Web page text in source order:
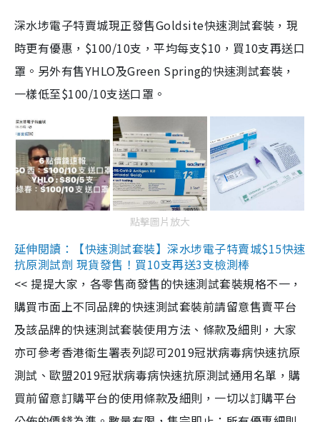
深水埗電子特賣城現正發售Goldsite快速測試套裝，現
時更有優惠，$100/10支，平均每支$10，買10支再送口
罩。另外有售YHLO及Green Spring的快速測試套裝，
一樣低至$100/10支送口罩。
點擊圖片放大
延伸閱讀：【快速測試套裝】深水埗電子特賣城$15快速
抗原測試劑 現貨發售！買10支再送3支檢測棒
<< 提提大家，各零售商發售的快速測試套裝規格不一，
購買市面上不同品牌的快速測試套裝前請留意售賣平台
及該品牌的快速測試套裝使用方法、條款及細則，大家
亦可參考香港衞生署表列認可2019冠狀病毒病快速抗原
測試、歐盟2019冠狀病毒病快速抗原測試通用名單，購
買前留意訂購平台的使用條款及細則，一切以訂購平台